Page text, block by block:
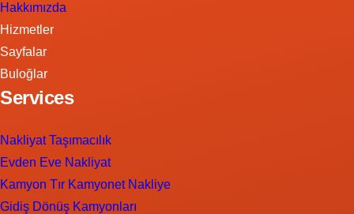
Hakkımızda
Hizmetler
Sayfalar
Buloğlar
Services
Nakliyat Taşımacılık
Evden Eve Nakliyat
Kamyon Tır Kamyonet Nakliye
Gidiş Dönüş Kamyonları